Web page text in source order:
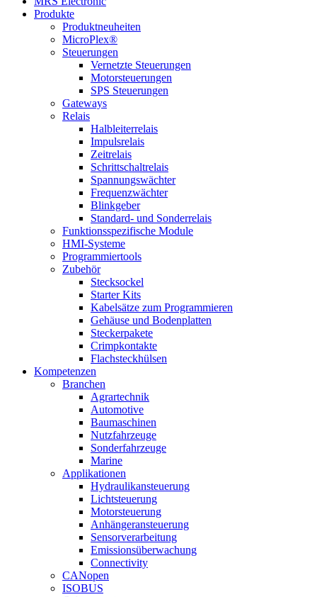
Produkte
Produktneuheiten
MicroPlex®
Steuerungen
Vernetzte Steuerungen
Motorsteuerungen
SPS Steuerungen
Gateways
Relais
Halbleiterrelais
Impulsrelais
Zeitrelais
Schrittschaltrelais
Spannungswächter
Frequenzwächter
Blinkgeber
Standard- und Sonderrelais
Funktionsspezifische Module
HMI-Systeme
Programmiertools
Zubehör
Stecksockel
Starter Kits
Kabelsätze zum Programmieren
Gehäuse und Bodenplatten
Steckerpakete
Crimpkontakte
Flachsteckhülsen
Kompetenzen
Branchen
Agrartechnik
Automotive
Baumaschinen
Nutzfahrzeuge
Sonderfahrzeuge
Marine
Applikationen
Hydraulikansteuerung
Lichtsteuerung
Motorsteuerung
Anhängeransteuerung
Sensorverarbeitung
Emissionsüberwachung
Connectivity
CANopen
ISOBUS